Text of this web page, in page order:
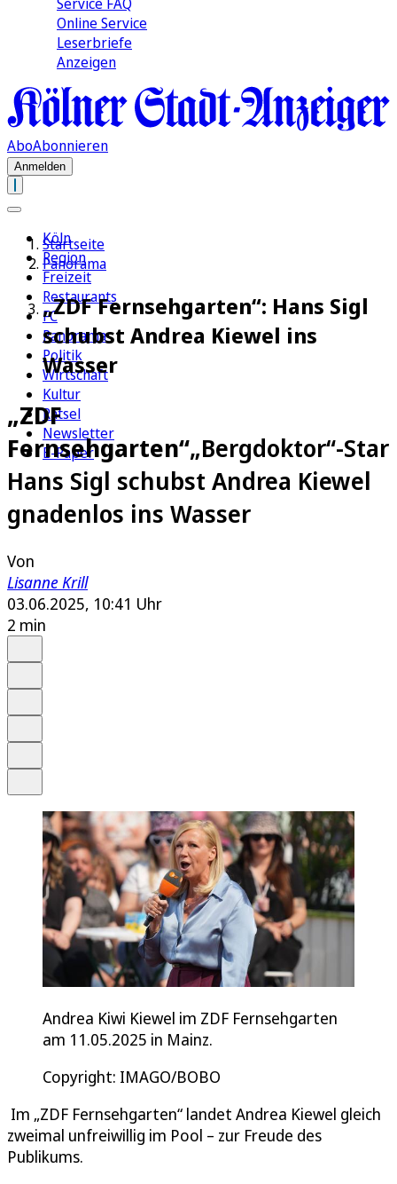
Online Service
Leserbriefe
Anzeigen
AboAbonnieren
Anmelden
Köln
Region
Freizeit
Restaurants
FC
Panorama
Politik
Wirtschaft
Kultur
Rätsel
Newsletter
E-Paper
Startseite
Panorama
„ZDF Fernsehgarten“: Hans Sigl
schubst Andrea Kiewel ins
Wasser
„ZDF
Fernsehgarten“„Bergdoktor“-Star
Hans Sigl schubst Andrea Kiewel
gnadenlos ins Wasser
Von
Lisanne Krill
03.06.2025, 10:41 Uhr
2 min
Andrea Kiwi Kiewel im ZDF Fernsehgarten
am 11.05.2025 in Mainz.
Copyright: IMAGO/BOBO
Im „ZDF Fernsehgarten“ landet Andrea Kiewel gleich
zweimal unfreiwillig im Pool – zur Freude des
Publikums.